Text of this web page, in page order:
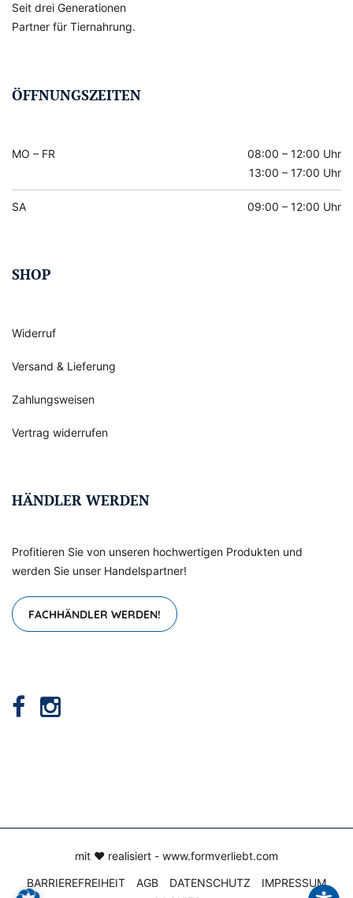
Seit drei Generationen
Partner für Tiernahrung.
ÖFFNUNGSZEITEN
MO – FR
08:00 – 12:00 Uhr
13:00 – 17:00 Uhr
SA 09:00 – 12:00 Uhr
SHOP
Widerruf
Versand & Lieferung
Zahlungsweisen
Vertrag widerrufen
HÄNDLER WERDEN
Profitieren Sie von unseren hochwertigen Produkten und
werden Sie unser Handelspartner!
FACHHÄNDLER WERDEN!
mit ♥ realisiert - www.formverliebt.com
BARRIEREFREIHEIT
AGB DATENSCHUTZ
IMPRESSUM